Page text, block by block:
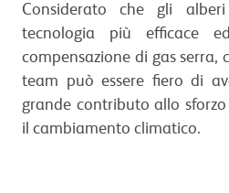
Considerato che gli
tecnologia più efficace
compensazione di gas serra,
team può essere fiero di
grande contributo allo
il cambiamento climatico.